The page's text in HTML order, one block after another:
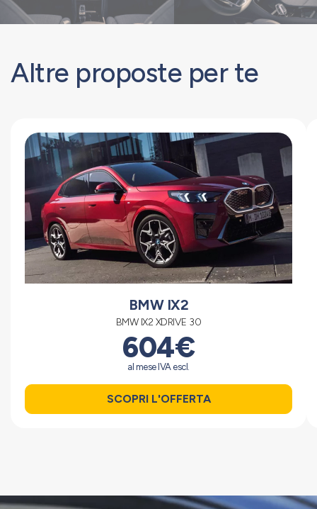
Altre proposte per te
BMW IX2
BMW IX2 XDRIVE 30
604€
al mese IVA escl.
SCOPRI L'OFFERTA